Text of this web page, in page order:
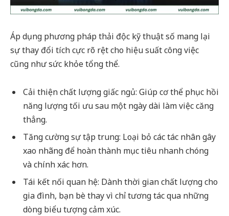
Áp dụng phương pháp thải độc kỹ thuật số mang lại
sự thay đổi tích cực rõ rệt cho hiệu suất công việc
cũng như sức khỏe tổng thể.
Cải thiện chất lượng giấc ngủ: Giúp cơ thể phục hồi
năng lượng tối ưu sau một ngày dài làm việc căng
thẳng.
Tăng cường sự tập trung: Loại bỏ các tác nhân gây
xao nhãng để hoàn thành mục tiêu nhanh chóng
và chính xác hơn.
Tái kết nối quan hệ: Dành thời gian chất lượng cho
gia đình, bạn bè thay vì chỉ tương tác qua những
dòng biểu tượng cảm xúc.